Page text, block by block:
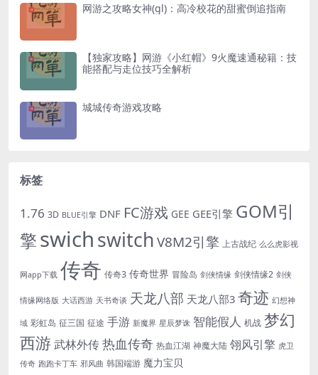
网游之攻略女神(gl)：高冷校花的甜蜜倒追指南
【独家攻略】网游《小红帽》9火魔速通秘籍：技
能搭配与走位技巧全解析
城城传奇游戏攻略
标签
1.76 3D BLUE引擎 DNF FC游戏 GEE GEE引擎 GOM引
擎swichswitchV8M2引擎 上古战纪 么么虎影视
网app下载 传奇 传奇3 传奇世界 冒险岛 剑侠情缘 剑侠情缘2 剑侠
情缘网络版 大话西游 天书奇谈 天龙八部 天龙八部3 奇迹 幻想神
域 彩虹岛 征三国 征途 手游 新魔界 星辰梦诛 智能假人 机战 梦幻
西游 武林外传热血传奇 热血江湖 神魔大陆 翎风引擎 虎卫
传奇 跑跑卡丁车 邪风曲 韩国端游 魔力宝贝